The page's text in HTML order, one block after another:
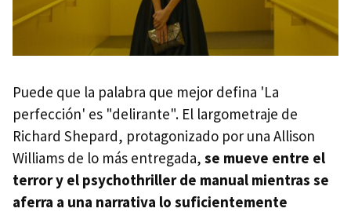
Puede que la palabra que mejor defina 'La
perfección' es "delirante". El largometraje de
Richard Shepard, protagonizado por una Allison
Williams de lo más entregada, se mueve entre el
terror y el psychothriller de manual mientras se
aferra a una narrativa lo suficientemente